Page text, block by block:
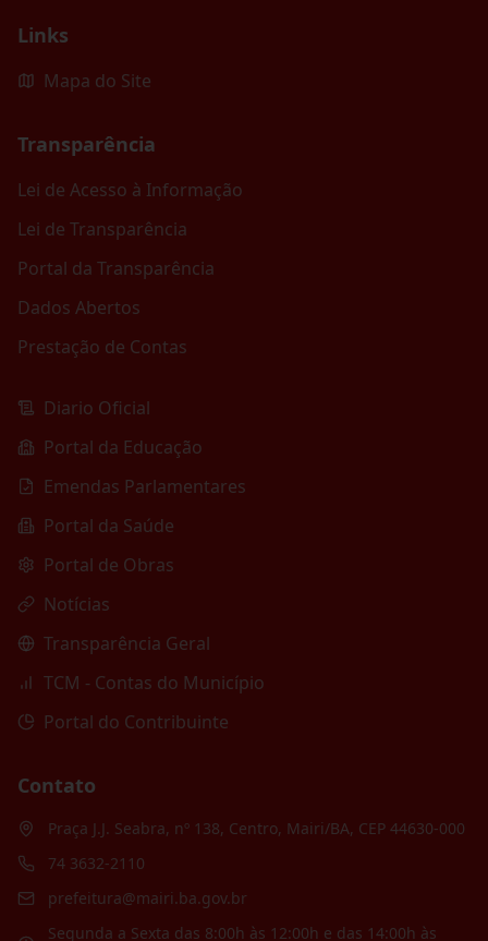
Links
Mapa do Site
Transparência
Lei de Acesso à Informação
Lei de Transparência
Portal da Transparência
Dados Abertos
Prestação de Contas
Diario Oficial
Portal da Educação
Emendas Parlamentares
Portal da Saúde
Portal de Obras
Notícias
Transparência Geral
TCM - Contas do Município
Portal do Contribuinte
Contato
Praça J.J. Seabra, nº 138, Centro, Mairi/BA, CEP 44630-000
74 3632-2110
prefeitura@mairi.ba.gov.br
Segunda a Sexta das 8:00h às 12:00h e das 14:00h às